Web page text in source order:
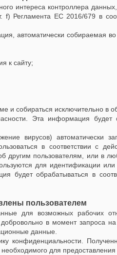
интереса контроллера
f) Регламента ЕС 2016/679 в
автоматически собираемая
к сайту;
и собираться исключительно в
Эта информация будет
вирусов) автоматически
в соответствии с
другим пользователям, или в
для идентификации
будет обрабатываться в
пользователем
для возможных рабочих
в момент запроса
данные.
для предоставления